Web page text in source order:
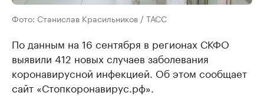
Фото: Станислав Красильников / ТАСС
По данным на 16 сентября в регионах СКФО
выявили 412 новых случаев заболевания
коронавирусной инфекцией. Об этом сообщает
сайт «Стопкоронавирус.рф».